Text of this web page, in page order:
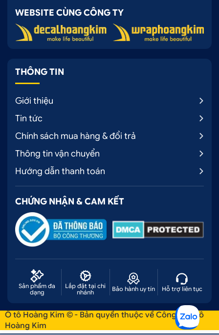
WEBSITE CÙNG CÔNG TY
THÔNG TIN
Giới thiệu
Tin tức
Chính sách mua hàng & đổi trả
Thông tin vận chuyển
Hướng dẫn thanh toán
CHỨNG NHẬN & CAM KẾT
Sản phẩm đa
dạng
Lắp đặt tại chi
nhánh
Bảo hành uy tín Hỗ trợ liên tục
Ô tô Hoàng Kim © - Bản quyền thuộc về Công ty Ô tô
Hoàng Kim